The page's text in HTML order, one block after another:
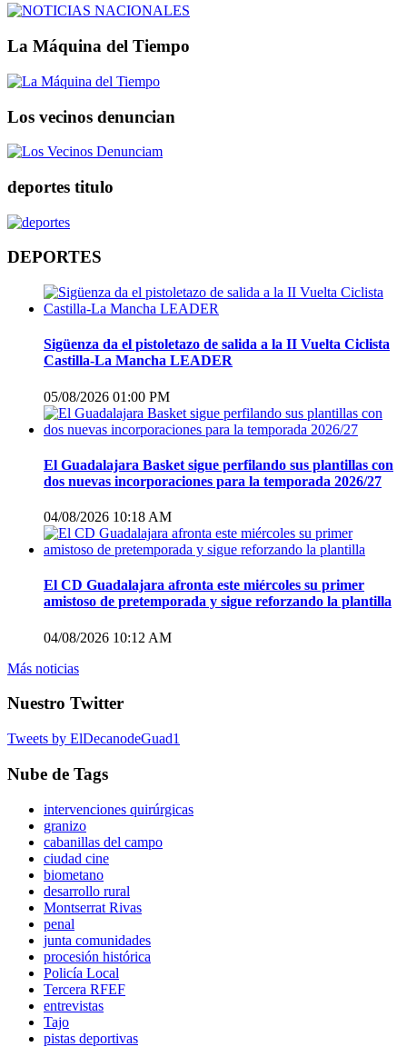
La Máquina del Tiempo
Los vecinos denuncian
deportes titulo
DEPORTES
Sigüenza da el pistoletazo de salida a la II Vuelta Ciclista
Castilla-La Mancha LEADER
05/08/2026 01:00 PM
El Guadalajara Basket sigue perfilando sus plantillas con
dos nuevas incorporaciones para la temporada 2026/27
04/08/2026 10:18 AM
El CD Guadalajara afronta este miércoles su primer
amistoso de pretemporada y sigue reforzando la plantilla
04/08/2026 10:12 AM
Más noticias
Nuestro Twitter
Tweets by ElDecanodeGuad1
Nube de Tags
intervenciones quirúrgicas
granizo
cabanillas del campo
ciudad cine
biometano
desarrollo rural
Montserrat Rivas
penal
junta comunidades
procesión histórica
Policía Local
Tercera RFEF
entrevistas
Tajo
pistas deportivas